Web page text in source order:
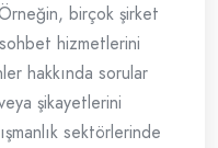
birçok şirket
hizmetlerini
hakkında sorular
şikayetlerini
sektörlerinde